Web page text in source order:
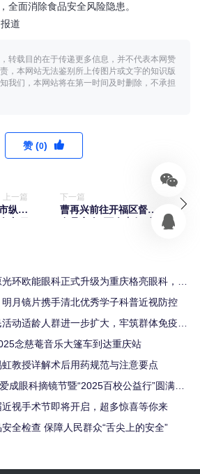
全面消除食品安全风险隐患。
道
转载目的在于传递更多信息，并不代表本网赞
，本网站无法鉴别所上传图片或文字的知识版
我们，本网站将在第一时间及时删除，不承担
赞 (0)
上一篇
纵深
下一篇
曹再兴前往开福区督导
环欧能眼科正式升级为重庆格亮眼科，团
月镜片携手清北优秀学子科普近视防控
动适龄人群进一步扩大，牢筑群体免疫屏
念慈菴音乐大篷车到达重庆站
教授详解术后用药规范与注意要点
成眼科摘镜节暨“2025百校公益行”圆满收
视手术节即将开启，超多惊喜等你来
全检查 保障人民群众“舌尖上的安全”